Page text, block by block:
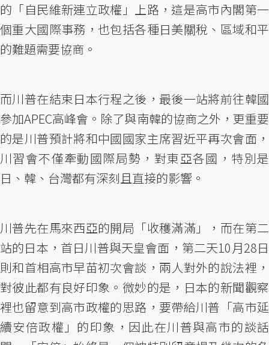
的「自民維新連立政權」上路，這是高市內閣第一
個重大國際事務，也包括各種日美關稅、區域和平
的難題需要協商。
而川普在結束日本行程之後，最後一站將前往韓國
參加APEC高峰會。除了與南韓的協商之外，更重要
的是川普預計將和中國國家主席習近平再次會面，
川習會不僅牽動國際局勢，對東亞各國，特別是
日、韓、台灣都有深刻且直接的影響。
川普先在馬來西亞的開局「收穫滿滿」，而在第二
站的日本，首日川普與天皇會面，第二天10月28日
則和首相高市早苗初次會談，兩人對外的說法裡，
對彼此都有良好印象。微妙的是，日本的新聞觀察
裡也留意到高市政權的思路，要帶給川普「高市延
續安倍政權」的印象，因此在川普與高市的談話